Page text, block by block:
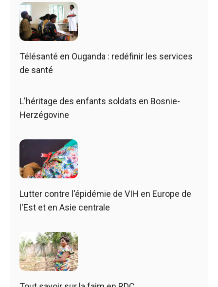
Télésanté en Ouganda : redéfinir les services
de santé
L'héritage des enfants soldats en Bosnie-
Herzégovine
Lutter contre l'épidémie de VIH en Europe de
l'Est et en Asie centrale